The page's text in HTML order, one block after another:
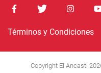
Términos y Condiciones
Copyright El Ancasti